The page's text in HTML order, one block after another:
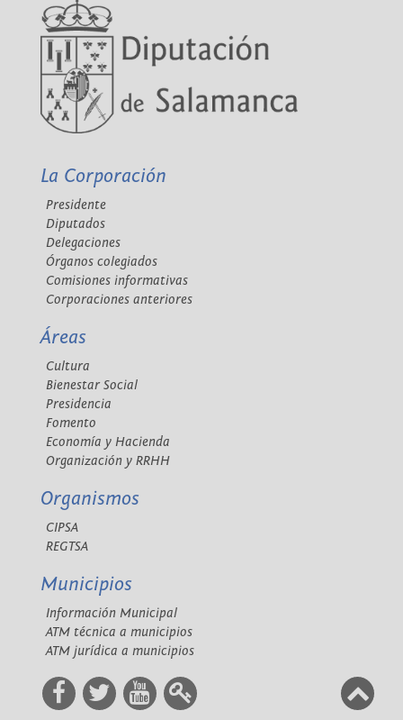
La Corporación
Presidente
Diputados
Delegaciones
Órganos colegiados
Comisiones informativas
Corporaciones anteriores
Áreas
Cultura
Bienestar Social
Presidencia
Fomento
Economía y Hacienda
Organización y RRHH
Organismos
CIPSA
REGTSA
Municipios
Información Municipal
ATM técnica a municipios
ATM jurídica a municipios